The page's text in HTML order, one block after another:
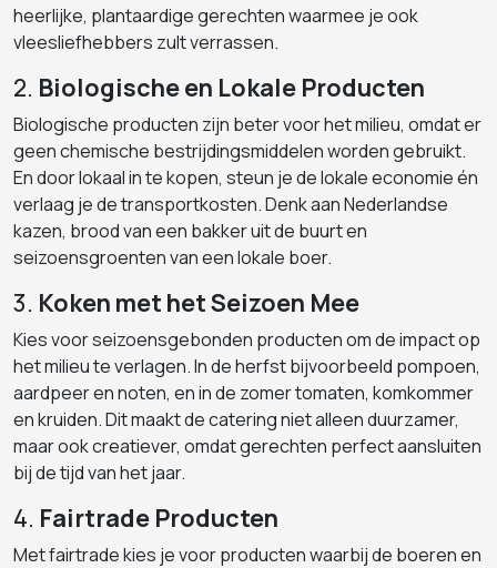
heerlijke, plantaardige gerechten waarmee je ook
vleesliefhebbers zult verrassen.
2. Biologische en Lokale Producten
Biologische producten zijn beter voor het milieu, omdat er
geen chemische bestrijdingsmiddelen worden gebruikt.
En door lokaal in te kopen, steun je de lokale economie én
verlaag je de transportkosten. Denk aan Nederlandse
kazen, brood van een bakker uit de buurt en
seizoensgroenten van een lokale boer.
3. Koken met het Seizoen Mee
Kies voor seizoensgebonden producten om de impact op
het milieu te verlagen. In de herfst bijvoorbeeld pompoen,
aardpeer en noten, en in de zomer tomaten, komkommer
en kruiden. Dit maakt de catering niet alleen duurzamer,
maar ook creatiever, omdat gerechten perfect aansluiten
bij de tijd van het jaar.
4. Fairtrade Producten
Met fairtrade kies je voor producten waarbij de boeren en